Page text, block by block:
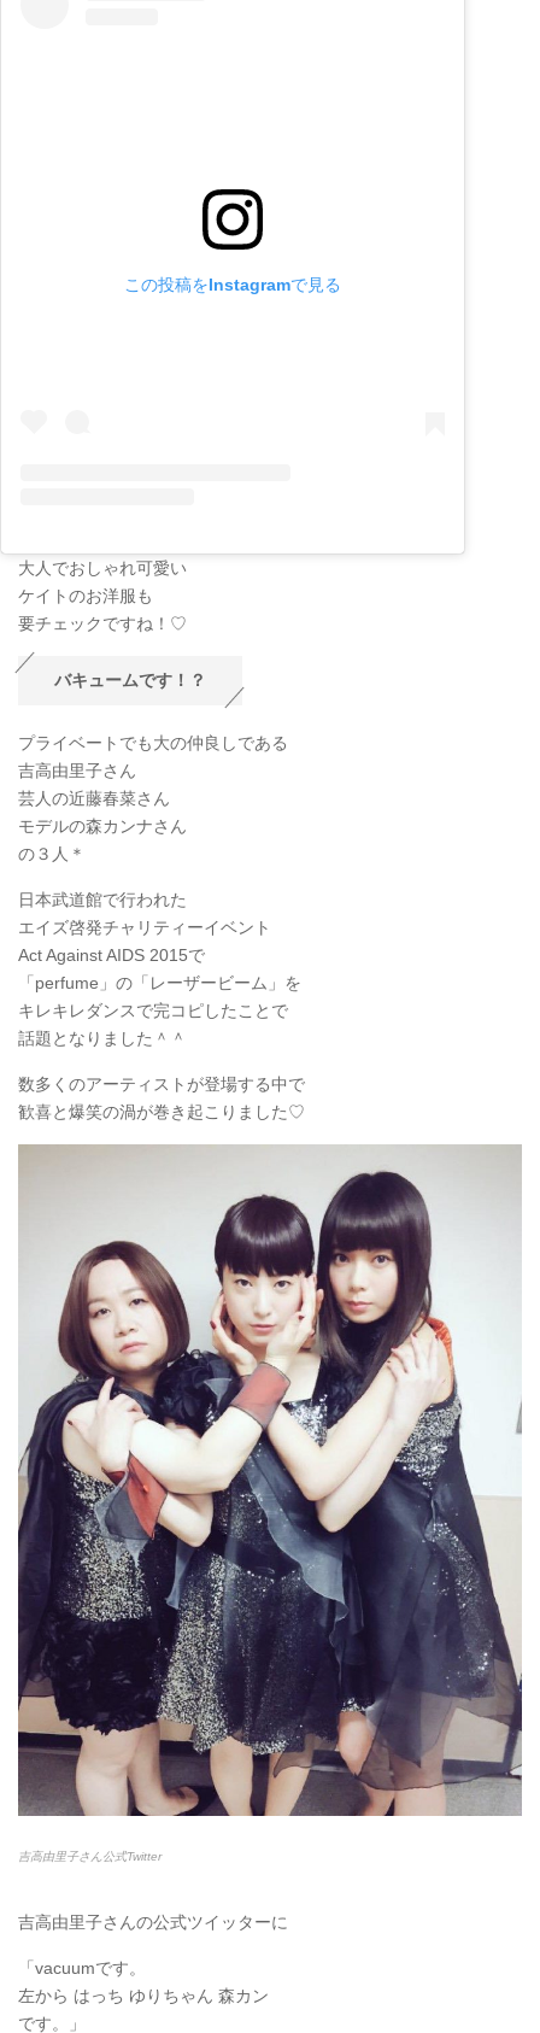
この投稿をInstagramで見る
大人でおしゃれ可愛い
ケイトのお洋服も
要チェックですね！♡
バキュームです！？
プライベートでも大の仲良しである
吉高由里子さん
芸人の近藤春菜さん
モデルの森カンナさん
の３人＊
日本武道館で行われた
エイズ啓発チャリティーイベント
Act Against AIDS 2015で
「perfume」の「レーザービーム」を
キレキレダンスで完コピしたことで
話題となりました＾＾
数多くのアーティストが登場する中で
歓喜と爆笑の渦が巻き起こりました♡
吉高由里子さん公式Twitter
吉高由里子さんの公式ツイッターに
「vacuumです。
左から はっち ゆりちゃん 森カン
です。」